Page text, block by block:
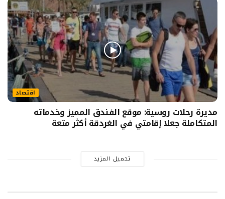
اقتصاد
مديرة رحلات روسية: موقع الفندق المميز وخدماته
المتكاملة جعلا إقامتي في الغردقة أكثر متعة
تحميل المزيد